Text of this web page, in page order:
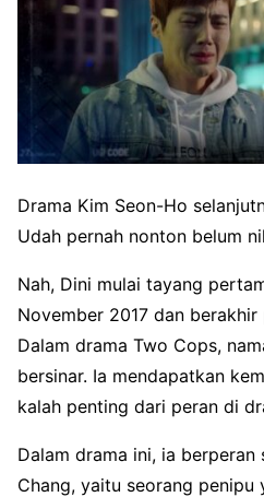
Drama Kim Seon-Ho
Udah pernah nonton belum
Nah, Dini mulai tayang
November 2017 dan
Dalam drama Two Cops,
bersinar. Ia mendapatkan
kalah penting dari peran di
Dalam drama ini, ia berperan
Chang, yaitu seorang penipu